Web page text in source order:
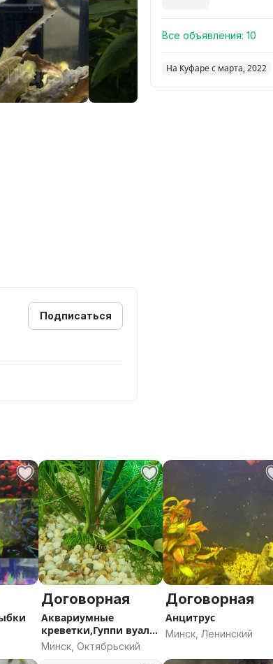
Подписаться
Договорная
Аквариумные
креветки,Гуппи вуаль,
Хелены,растения
Минск, Октябрьский
Договорная
Анцитрус
Минск, Ленинский
Все объявления: 10
На Куфаре с марта, 2022